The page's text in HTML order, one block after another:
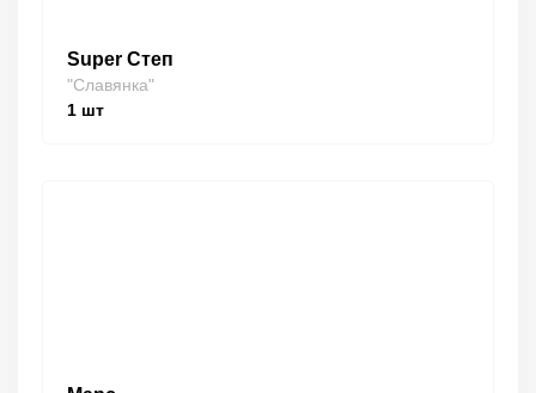
Super Степ
"Славянка"
1 шт